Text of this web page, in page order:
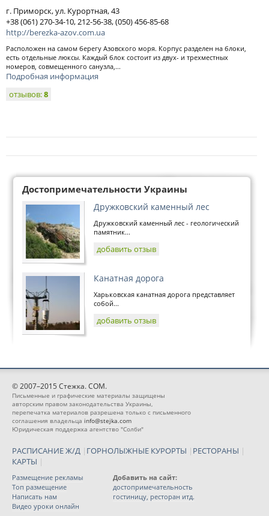
г. Приморск, ул. Курортная, 43
+38 (061) 270-34-10, 212-56-38, (050) 456-85-68
http://berezka-azov.com.ua
Расположен на самом берегу Азовского моря. Корпус разделен на блоки,
есть отдельные люксы. Каждый блок состоит из двух- и трехместных
номеров, совмещенного санузла,...
Подробная информация
отзывов:8
Достопримечательности Украины
Дружковский каменный лес
Дружковский каменный лес - геологический
памятник...
добавить отзыв
Канатная дорога
Харьковская канатная дорога представляет
собой...
добавить отзыв
© 2007–2015 Стежка. COM.
Письменные и графические материалы защищены
авторским правом законодательства Украины,
перепечатка материалов разрешена только с письменного
соглашения владельца info@stejka.com
Юридическая поддержка агентство "Солби"
РАСПИСАНИЕ Ж/Д | ГОРНОЛЫЖНЫЕ КУРОРТЫ | РЕСТОРАНЫ |
КАРТЫ |
Размещение рекламы
Топ размещение
Написать нам
Видео уроки онлайн
Добавить на сайт:
достопримечательность
гостиницу, ресторан итд.